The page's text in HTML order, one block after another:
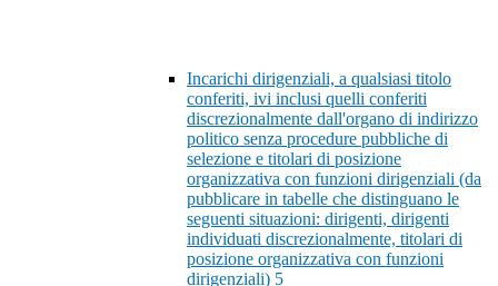
Incarichi dirigenziali, a qualsiasi titolo
conferiti, ivi inclusi quelli conferiti
discrezionalmente dall'organo di indirizzo
politico senza procedure pubbliche di
selezione e titolari di posizione
organizzativa con funzioni dirigenziali (da
pubblicare in tabelle che distinguano le
seguenti situazioni: dirigenti, dirigenti
individuati discrezionalmente, titolari di
posizione organizzativa con funzioni
dirigenziali) 5